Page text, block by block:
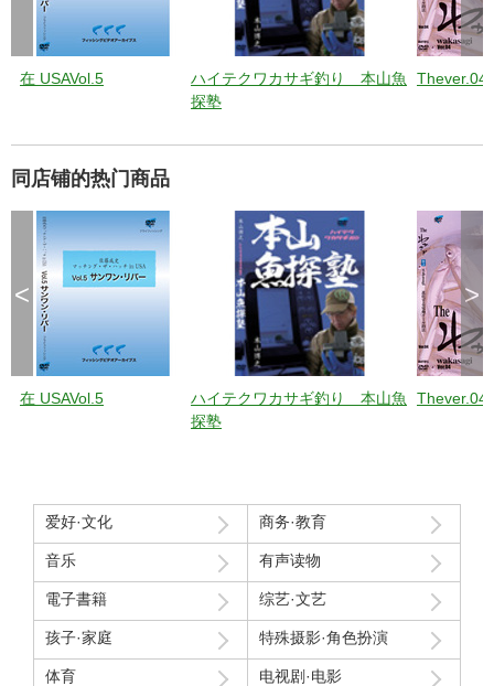
在 USAVol.5
ハイテクワカサギ釣り 本山魚
探塾
Thever.04
同店铺的热门商品
在 USAVol.5
ハイテクワカサギ釣り 本山魚
探塾
Thever.04
< >
爱好·文化 商务·教育
音乐 有声读物
電子書籍 综艺·文艺
孩子·家庭 特殊摄影·角色扮演
体育 电视剧·电影